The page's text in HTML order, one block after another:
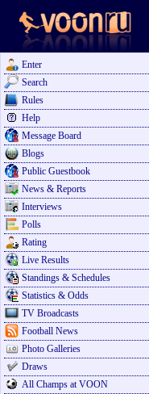
Enter
Search
Rules
Help
Message Board
Blogs
Public Guestbook
News & Reports
Interviews
Polls
Rating
Live Results
Standings & Schedules
Statistics & Odds
TV Broadcasts
Football News
Photo Galleries
Draws
All Champs at VOON